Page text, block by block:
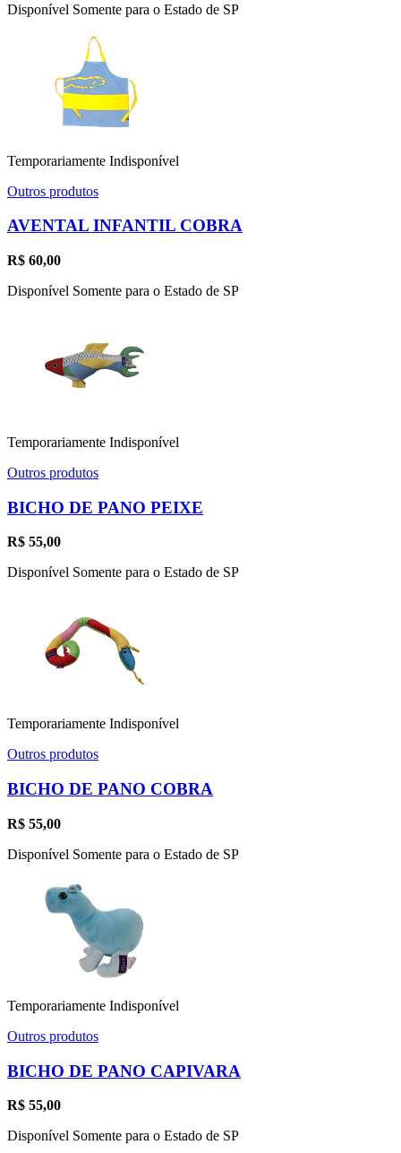
Disponível Somente para o Estado de SP
Temporariamente Indisponível
Outros produtos
AVENTAL INFANTIL COBRA
R$ 60,00
Disponível Somente para o Estado de SP
Temporariamente Indisponível
Outros produtos
BICHO DE PANO PEIXE
R$ 55,00
Disponível Somente para o Estado de SP
Temporariamente Indisponível
Outros produtos
BICHO DE PANO COBRA
R$ 55,00
Disponível Somente para o Estado de SP
Temporariamente Indisponível
Outros produtos
BICHO DE PANO CAPIVARA
R$ 55,00
Disponível Somente para o Estado de SP